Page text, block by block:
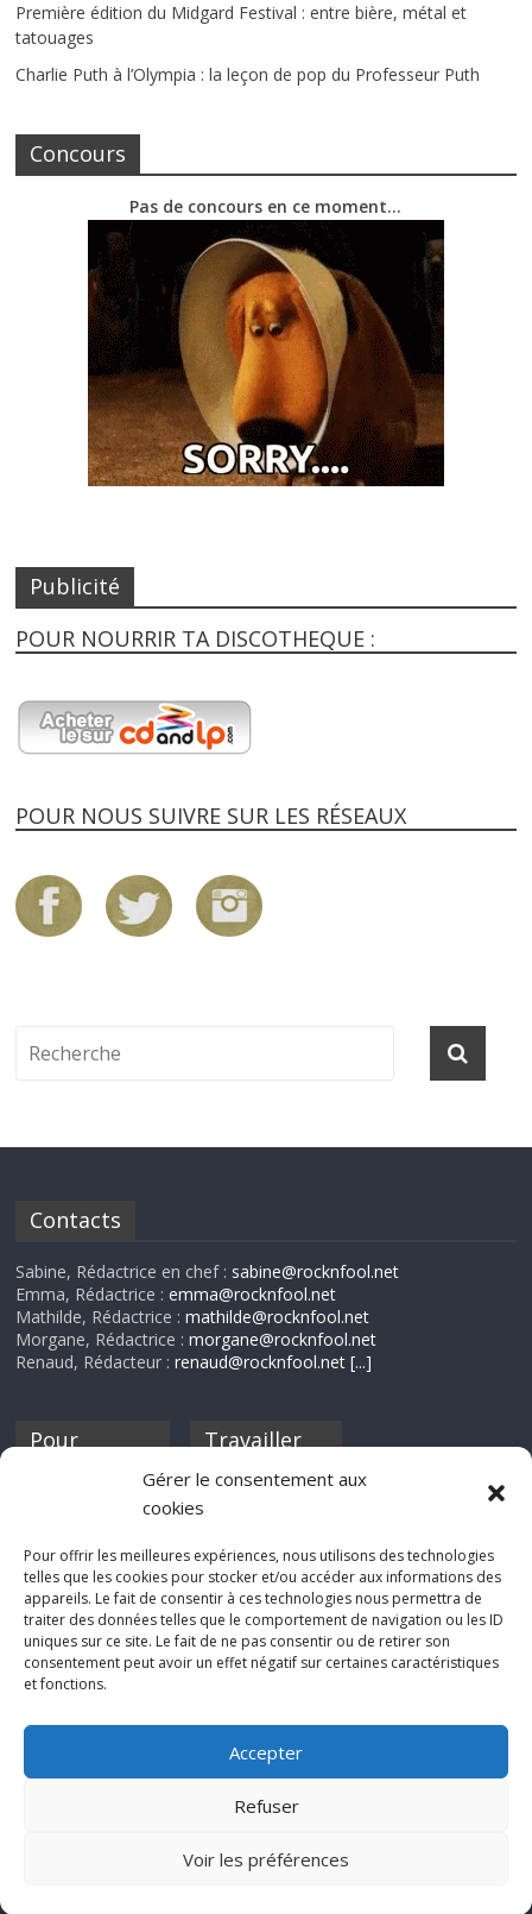
Gérer le consentement aux
cookies
Pour offrir les meilleures expériences, nous utilisons des technologies
telles que les cookies pour stocker et/ou accéder aux informations des
appareils. Le fait de consentir à ces technologies nous permettra de
traiter des données telles que le comportement de navigation ou les ID
uniques sur ce site. Le fait de ne pas consentir ou de retirer son
consentement peut avoir un effet négatif sur certaines caractéristiques
et fonctions.
Accepter
Refuser
Voir les préférences
Première édition du Midgard Festival : entre bière, métal et
tatouages
Charlie Puth à l’Olympia : la leçon de pop du Professeur Puth
Concours
Pas de concours en ce moment…
Publicité
POUR NOURRIR TA DISCOTHEQUE :
POUR NOUS SUIVRE SUR LES RÉSEAUX
Contacts
Sabine, Rédactrice en chef : sabine@rocknfool.net
Emma, Rédactrice :emma@rocknfool.net
Mathilde, Rédactrice :mathilde@rocknfool.net
Morgane, Rédactrice :morgane@rocknfool.net
Renaud, Rédacteur :renaud@rocknfool.net [...]
Pour
discothèque
Travailler
Si tu souhaites
Rocknfool, n'hésite
pas à nous envoyer
tes chroniques de
concerts, de films,
séries ou des billets
d'humeur :
net